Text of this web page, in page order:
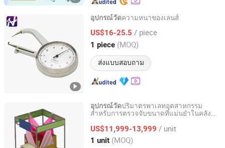
อุปกรณ์วัดความหนาของเลนส์
US$16-25.5 / piece
1 piece (MOQ)
ส่งแบบสอบถาม
KUNSHAN HMC OPTICAL CO., LTD.
Jiangsu, China อัตราจาก 2015
อุปกรณ์วัดปริมาตรพาเลทอุตสาหกรรม
สำหรับการตรวจจับขนาดที่แม่นยำในคลัง
US$11,999-13,999 / unit
1 unit (MOQ)
Advanced Logistics Equipment (Shenzhen) Co., Ltd.
Guangdong, China อัตราจาก 2024